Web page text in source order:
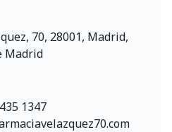
70, 28001, Madrid,
Madrid
1347